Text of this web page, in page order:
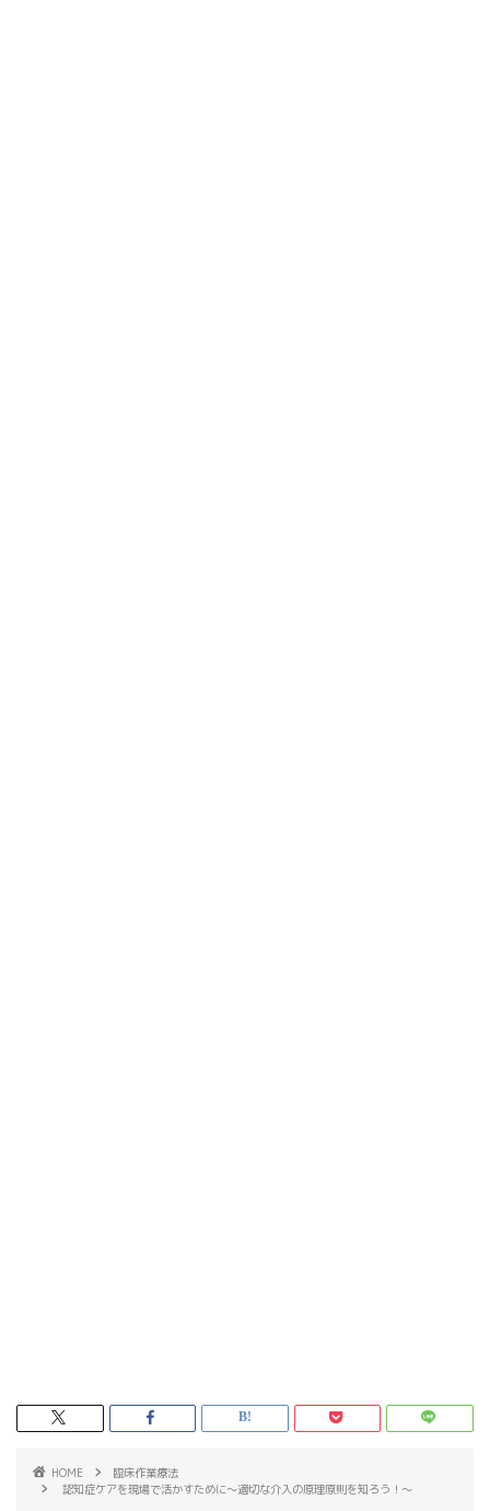
HOME
臨床作業療法
認知症ケアを現場で活かすために～適切な介入の原理原則を知ろう！～